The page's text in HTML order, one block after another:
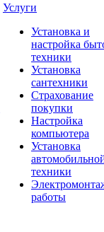
Услуги
Установка и
настройка
техники
Установка
сантехники
Страхование
покупки
Настройка
компьютера
Установка
техники
работы